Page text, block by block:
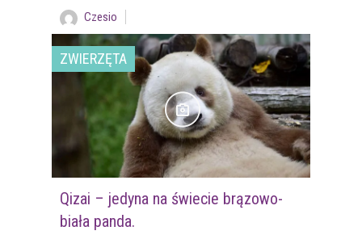
Czesio
ZWIERZĘTA
Qizai – jedyna na świecie brązowo-
biała panda.